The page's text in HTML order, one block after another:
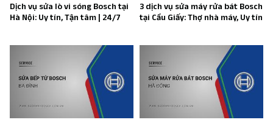
Dịch vụ sửa lò vi sóng Bosch tại
Hà Nội: Uy tín, Tận tâm | 24/7
3 dịch vụ sửa máy rửa bát Bosch
tại Cầu Giấy: Thợ nhà máy, Uy tín